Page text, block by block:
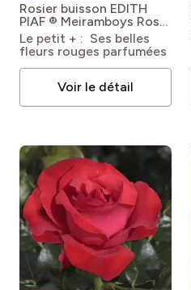
Rosier buisson EDITH
PIAF ® Meiramboys Rosa
'Meiramboys' EDITH
PIAF®
Le petit + : Ses belles
fleurs rouges parfumées
Voir le détail